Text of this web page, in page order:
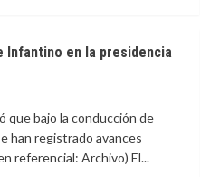
Infantino en la presidencia
que bajo la conducción de
han registrado avances
referencial: Archivo) El...